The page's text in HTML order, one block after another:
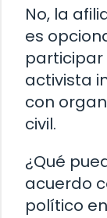
No, la
es
participar
activista
con
civil.
¿Qué
acuerdo
político